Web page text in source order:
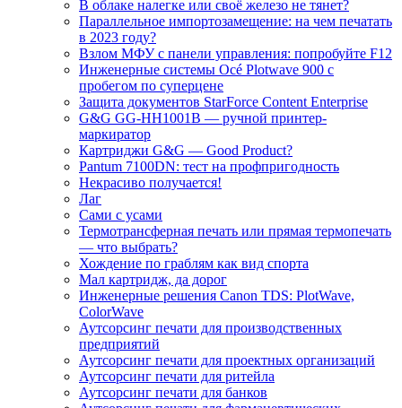
В облаке налегке или своё железо не тянет?
Параллельное импортозамещение: на чем печатать
в 2023 году?
Взлом МФУ с панели управления: попробуйте F12
Инженерные системы Océ Plotwave 900 с
пробегом по суперцене
Защита документов StarForce Content Enterprise
G&G GG-HH1001B — ручной принтер-
маркиратор
Картриджи G&G — Good Product?
Pantum 7100DN: тест на профпригодность
Некрасиво получается!
Лаг
Сами с усами
Термотрансферная печать или прямая термопечать
— что выбрать?
Хождение по граблям как вид спорта
Мал картридж, да дорог
Инженерные решения Canon TDS: PlotWave,
ColorWave
Аутсорсинг печати для производственных
предприятий
Аутсорсинг печати для проектных организаций
Аутсорсинг печати для ритейла
Аутсорсинг печати для банков